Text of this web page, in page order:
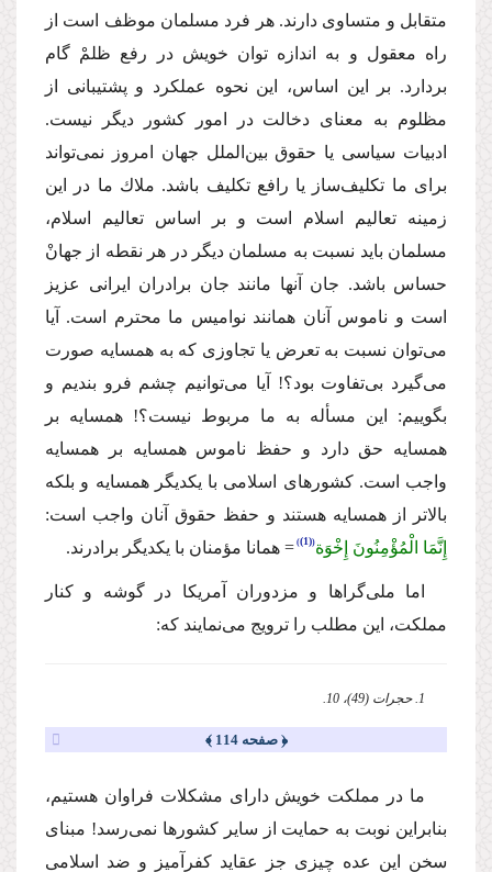
متقابل و متساوى دارند. هر فرد مسلمان موظف است از
راه معقول و به اندازه توان خویش در رفع ظلمْ گام
بردارد. بر این اساس، این نحوه عملكرد و پشتیبانى از
مظلوم به معناى دخالت در امور كشور دیگر نیست.
ادبیات سیاسى یا حقوق بین‌الملل جهان امروز نمى‌تواند
براى ما تكلیف‌ساز یا رافع تكلیف باشد. ملاك ما در این
زمینه تعالیم اسلام است و بر اساس تعالیم اسلام،
مسلمان باید نسبت به مسلمان دیگر در هر نقطه از جهانْ
حساس باشد. جان آنها مانند جان برادران ایرانى عزیز
است و ناموس آنان همانند نوامیس ما محترم است. آیا
مى‌توان نسبت به تعرض یا تجاوزى كه به همسایه صورت
مى‌گیرد بى‌تفاوت بود؟! آیا مى‌توانیم چشم فرو بندیم و
بگوییم: این مسأله به ما مربوط نیست؟! همسایه بر
همسایه حق دارد و حفظ ناموس همسایه بر همسایه
واجب است. كشورهاى اسلامى با یكدیگر همسایه و بلكه
بالاتر از همسایه هستند و حفظ حقوق آنان واجب است:
إِنَّمَا الْمُؤْمِنُونَ إِخْوَة (1) = همانا مؤمنان با یكدیگر برادرند.
اما ملى‌گراها و مزدوران آمریكا در گوشه و كنار
مملكت، این مطلب را ترویج مى‌نمایند كه:
1. حجرات (49)، 10.
﴿ صفحه 114 ﴾
ما در مملكت خویش داراى مشكلات فراوان هستیم،
بنابراین نوبت به حمایت از سایر كشورها نمى‌رسد! مبناى
سخن این عده چیزى جز عقاید كفرآمیز و ضد اسلامى